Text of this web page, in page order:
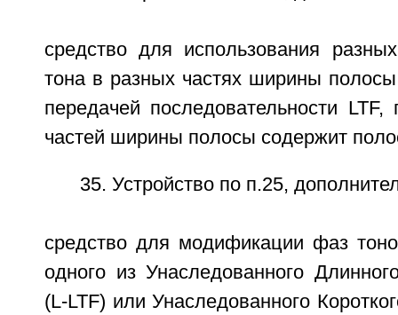
средство для использования
тона в разных частях ширины
передачей последовательности
частей ширины полосы содержит
35. Устройство по п.25,
средство для модификации фаз
одного из Унаследованного
(L-LTF) или Унаследованного